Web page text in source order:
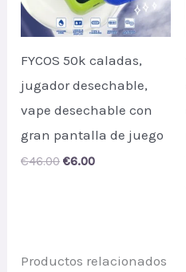
FYCOS 50k caladas,
jugador desechable,
vape desechable con
gran pantalla de juego
€46.00 Original
€6.00Current
Productos relacionados